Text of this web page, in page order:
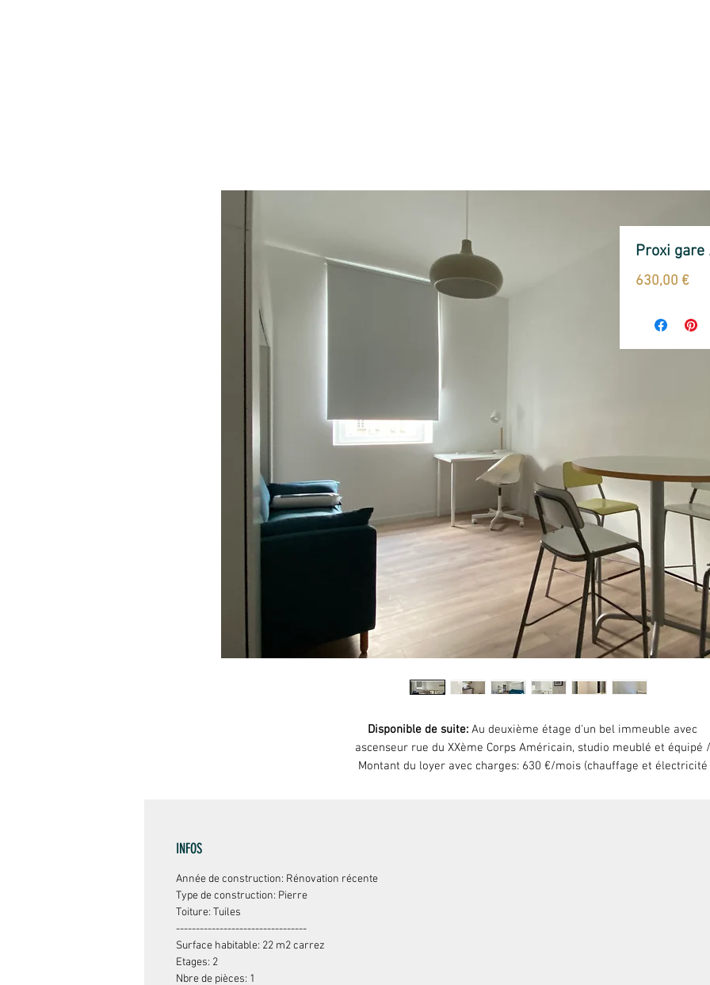
Proxi
630,00 €Prix
Disponible de suite: Au deuxième étage d'un bel immeuble avec
ascenseur rue du XXème Corps Américain, studio meublé et équipé /
Montant du loyer avec charges: 630 €/mois (chauffage et électricité
INFOS
Année de construction: Rénovation récente
Type de construction: Pierre
Toiture: Tuiles
---------------------------------
Surface habitable: 22 m2 carrez
Etages: 2
Nbre de pièces: 1